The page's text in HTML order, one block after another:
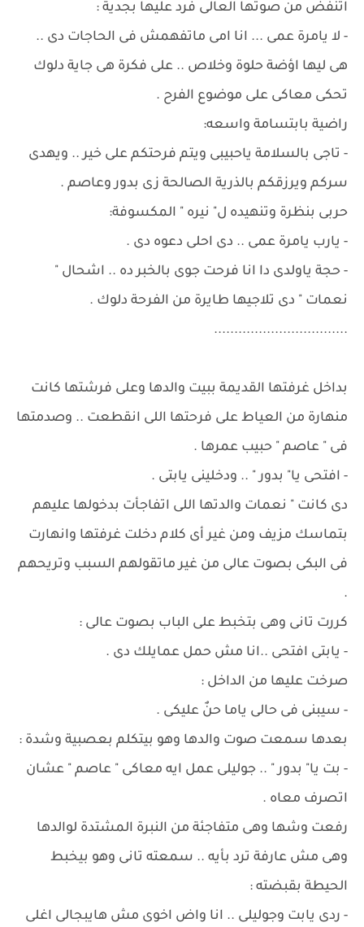
اتنفض من صوتها العالى فرد عليها بجدية :
- لا يامرة عمى ... انا امى ماتفهمش فى الحاجات دى ..
هى ليها اؤضة حلوة وخلاص .. على فكرة هى جاية دلوك
تحكى معاكى على موضوع الفرح .
راضية بابتسامة واسعه:
- تاجى بالسلامة ياحبيبى ويتم فرحتكم على خير .. ويهدى
سركم ويرزقكم بالذرية الصالحة زى بدور وعاصم .
حربى بنظرة وتنهيده ل" نيره " المكسوفة:
- يارب يامرة عمى .. دى احلى دعوه دى .
- حجة ياولدى دا انا فرحت جوى بالخبر ده .. اشحال "
نعمات " دى تلاجيها طايرة من الفرحة دلوك .
.................................
بداخل غرفتها القديمة ببيت والدها وعلى فرشتها كانت
منهارة من العياط على فرحتها اللى انقطعت .. وصدمتها
فى " عاصم " حبيب عمرها .
- افتحى يا" بدور " .. ودخلينى يابتى .
دى كانت " نعمات والدتها اللى اتفاجأت بدخولها عليهم
بتماسك مزيف ومن غير أى كلام دخلت غرفتها وانهارت
فى البكى بصوت عالى من غير ماتقولهم السبب وتريحهم
.
كررت تانى وهى بتخبط على الباب بصوت عالى :
- يابتى افتحى ..انا مش حمل عمايلك دى .
صرخت عليها من الداخل :
- سيبنى فى حالى ياما حنٌ عليكى .
بعدها سمعت صوت والدها وهو بيتكلم بعصبية وشدة :
- بت يا" بدور " .. جوليلى عمل ايه معاكى " عاصم " عشان
اتصرف معاه .
رفعت وشها وهى متفاجئة من النبرة المشتدة لوالدها
وهى مش عارفة ترد بأيه .. سمعته تانى وهو بيخبط
الحيطة بقبضته :
- ردى يابت وجوليلى .. انا واض اخوى مش هايبجالى اغلى